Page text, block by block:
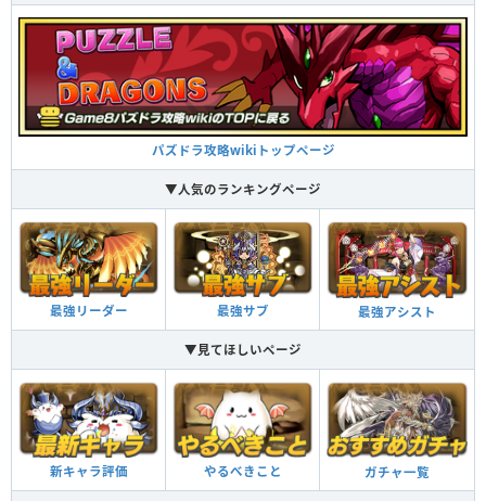
パズドラ攻略wikiトップページ
▼人気のランキングページ
最強リーダー 最強サブ 最強アシスト
▼見てほしいページ
新キャラ評価 やるべきこと ガチャ一覧